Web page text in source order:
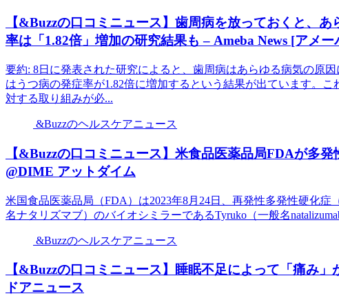
【&Buzzの口コミニュース】歯周病を放っておくと、
率は「1.82倍」増加の研究結果も – Ameba News [アメー
要約: 8日に発表された研究によると、歯周病はあらゆる病気の原
はうつ病の発症率が1.82倍に増加するという結果が出ています。
対する取り組みが必...
&Buzzのヘルスケアニュース
【&Buzzの口コミニュース】米食品医薬品局FDAが多
@DIME アットダイム
米国食品医薬品局（FDA）は2023年8月24日、再発性多発性硬化
名ナタリズマブ）のバイオシミラーであるTyruko（一般名
&Buzzのヘルスケアニュース
【&Buzzの口コミニュース】睡眠不足によって「痛み
ドアニュース